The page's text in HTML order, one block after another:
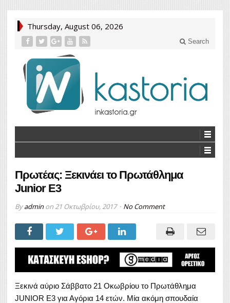
Thursday, August 06, 2026
Search
Πρωτέας: Ξεκινάει το Πρωτάθλημα
Junior E3
Byadminon 21 Οκτωβρίου, 2017 No Comment
Ξεκινά αύριο Σάββατο 21 Οκωβρίου το Πρωτάθλημα
JUNIOR E3 για Αγόρια 14 ετών. Μία ακόμη σπουδαία